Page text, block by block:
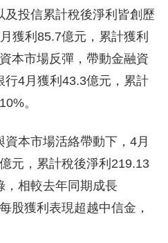
投信累計稅後淨利皆創歷
獲利85.7億元，累計獲利
本市場反彈，帶動金融資
行4月獲利43.3億元，累計
。
本市場活絡帶動下，4月
元，累計稅後淨利219.13
，相較去年同期成長
股獲利表現超越中信金，